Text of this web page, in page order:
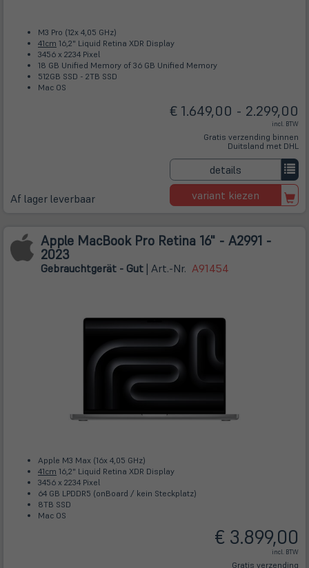
M3 Pro (12x 4,05 GHz)
41cm 16,2" Liquid Retina XDR Display
3456 x 2234 Pixel
18 GB Unified Memory of 36 GB Unified Memory
512GB SSD - 2TB SSD
Mac OS
Af lager leverbaar
€ 1.649,00 - 2.299,00
incl. BTW
Gratis verzending binnen
Duitsland met DHL
details
variant kiezen
Apple MacBook Pro Retina 16" - A2991 -
2023
Gebrauchtgerät - Gut| Art.-Nr. A91454
Apple M3 Max (16x 4,05 GHz)
41cm 16,2" Liquid Retina XDR Display
3456 x 2234 Pixel
64 GB LPDDR5 (onBoard / kein Steckplatz)
8TB SSD
Mac OS
€ 3.899,00
incl. BTW
Gratis verzending